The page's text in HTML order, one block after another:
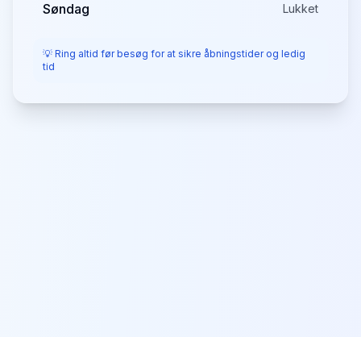
Søndag Lukket
💡 Ring altid før besøg for at sikre åbningstider og ledig
tid